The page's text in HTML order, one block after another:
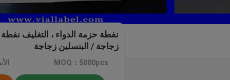
نفطة حزمة الدواء ، التغليف
زجاجة / البنسلين زجاجة
MOQ：5000pcs